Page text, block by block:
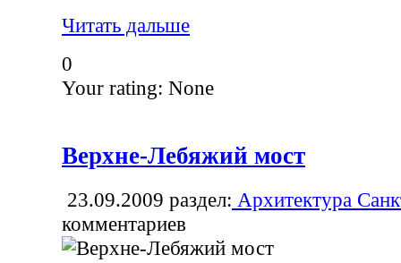
Читать дальше
0
Your rating: None
Верхне-Лебяжий мост
23.09.2009 раздел: Архитектура
комментариев